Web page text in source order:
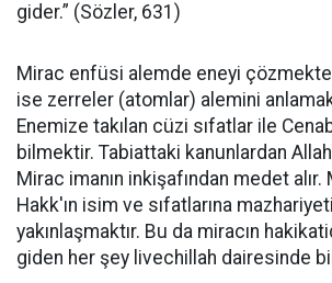
gider.” (Sözler, 631)
Mirac enfüsi alemde eneyi
ise zerreler (atomlar) alemini
Enemize takılan cüzi sıfatlar ile
bilmektir. Tabiattaki kanunlardan
Mirac imanın inkişafından medet alır.
Hakk'ın isim ve sıfatlarına
yakınlaşmaktır. Bu da miracın
giden her şey livechillah dairesinde